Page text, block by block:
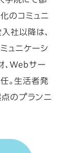
のコミュニ
社以降は、
ュニケーシ
、Webサー
。生活者発
点のプランニ